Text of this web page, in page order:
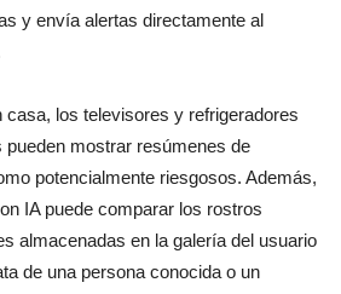
y envía alertas directamente al
casa, los televisores y refrigeradores
mostrar resúmenes de
potencialmente riesgosos. Además,
IA puede comparar los rostros
almacenadas en la galería del usuario
de una persona conocida o un